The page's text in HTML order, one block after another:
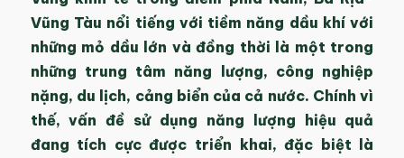
Vũng Tàu nổi tiếng với tiềm năng dầu khí với
những mỏ dầu lớn và đồng thời là một trong
những trung tâm năng lượng, công nghiệp
nặng, du lịch, cảng biển của cả nước. Chính vì
thế, vấn đề sử dụng năng lượng hiệu quả
đang tích cực được triển khai, đặc biệt là